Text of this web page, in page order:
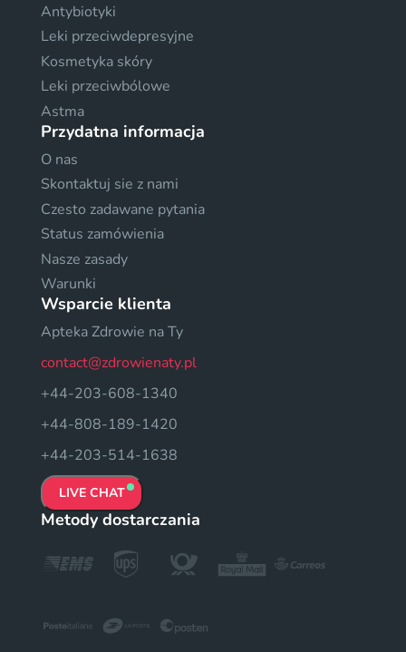
Antybiotyki
Leki przeciwdepresyjne
Kosmetyka skóry
Leki przeciwbólowe
Astma
Przydatna informacja
O nas
Skontaktuj sie z nami
Czesto zadawane pytania
Status zamówienia
Nasze zasady
Warunki
Wsparcie klienta
Apteka Zdrowie na Ty
contact@zdrowienaty.pl
+44-203-608-1340
+44-808-189-1420
+44-203-514-1638
LIVE CHAT
Metody dostarczania